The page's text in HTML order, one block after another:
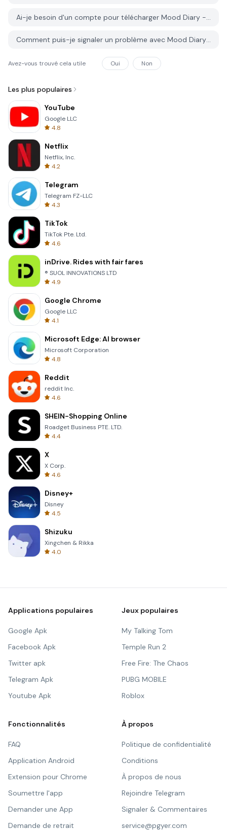
Ai-je besoin d'un compte pour télécharger Mood Diary - Diary Record depuis PGYER APK HUB?
Comment puis-je signaler un problème avec Mood Diary - Diary Record sur PGYER APK HUB?
Avez-vous trouvé cela utile Oui Non
Les plus populaires
YouTube
Google LLC
4.8
Netflix
Netflix, Inc.
4.2
Telegram
Telegram FZ-LLC
4.3
TikTok
TikTok Pte. Ltd.
4.6
inDrive. Rides with fair fares
® SUOL INNOVATIONS LTD
4.9
Google Chrome
Google LLC
4.1
Microsoft Edge: AI browser
Microsoft Corporation
4.8
Reddit
reddit Inc.
4.6
SHEIN-Shopping Online
Roadget Business PTE. LTD.
4.4
X
X Corp.
4.6
Disney+
Disney
4.5
Shizuku
Xingchen & Rikka
4.0
Applications populaires
Google Apk
Facebook Apk
Twitter apk
Telegram Apk
Youtube Apk
Jeux populaires
My Talking Tom
Temple Run 2
Free Fire: The Chaos
PUBG MOBILE
Roblox
Fonctionnalités
FAQ
Application Android
Extension pour Chrome
Soumettre l'app
Demander une App
Demande de retrait
À propos
Politique de confidentialité
Conditions
À propos de nous
Rejoindre Telegram
Signaler & Commentaires
service@pgyer.com